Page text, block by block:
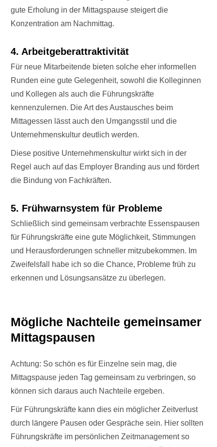
gute Erholung in der Mittagspause steigert die
Konzentration am Nachmittag.
4. Arbeitgeberattraktivität
Für neue Mitarbeitende bieten solche eher informellen
Runden eine gute Gelegenheit, sowohl die Kolleginnen
und Kollegen als auch die Führungskräfte
kennenzulernen. Die Art des Austausches beim
Mittagessen lässt auch den Umgangsstil und die
Unternehmenskultur deutlich werden.
Diese positive Unternehmenskultur wirkt sich in der
Regel auch auf das Employer Branding aus und fördert
die Bindung von Fachkräften.
5. Frühwarnsystem für Probleme
Schließlich sind gemeinsam verbrachte Essenspausen
für Führungskräfte eine gute Möglichkeit, Stimmungen
und Herausforderungen schneller mitzubekommen. Im
Zweifelsfall habe ich so die Chance, Probleme früh zu
erkennen und Lösungsansätze zu überlegen.
Mögliche Nachteile gemeinsamer
Mittagspausen
Achtung: So schön es für Einzelne sein mag, die
Mittagspause jeden Tag gemeinsam zu verbringen, so
können sich daraus auch Nachteile ergeben.
Für Führungskräfte kann dies ein möglicher Zeitverlust
durch längere Pausen oder Gespräche sein. Hier sollten
Führungskräfte im persönlichen Zeitmanagement so